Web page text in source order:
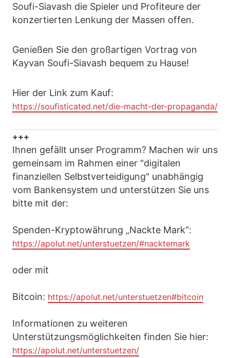
Soufi-Siavash die Spieler und Profiteure der
konzertierten Lenkung der Massen offen.
Genießen Sie den großartigen Vortrag von
Kayvan Soufi-Siavash bequem zu Hause!
Hier der Link zum Kauf:
https://soufisticated.net/die-macht-der-propaganda/
+++
Ihnen gefällt unser Programm? Machen wir uns
gemeinsam im Rahmen einer "digitalen
finanziellen Selbstverteidigung" unabhängig
vom Bankensystem und unterstützen Sie uns
bitte mit der:
Spenden-Kryptowährung „Nackte Mark“:
https://apolut.net/unterstuetzen/#nacktemark
oder mit
Bitcoin: https://apolut.net/unterstuetzen#bitcoin
Informationen zu weiteren
Unterstützungsmöglichkeiten finden Sie hier:
https://apolut.net/unterstuetzen/